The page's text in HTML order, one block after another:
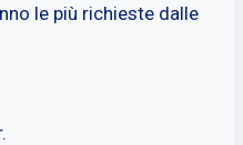
le più richieste dalle